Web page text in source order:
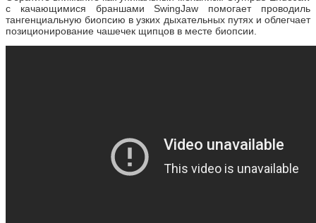
с качающимися браншами SwingJaw помогает проводиль
тангенциальную биопсию в узких дыхательных путях и облегчает
позиционирование чашечек щипцов в месте биопсии.